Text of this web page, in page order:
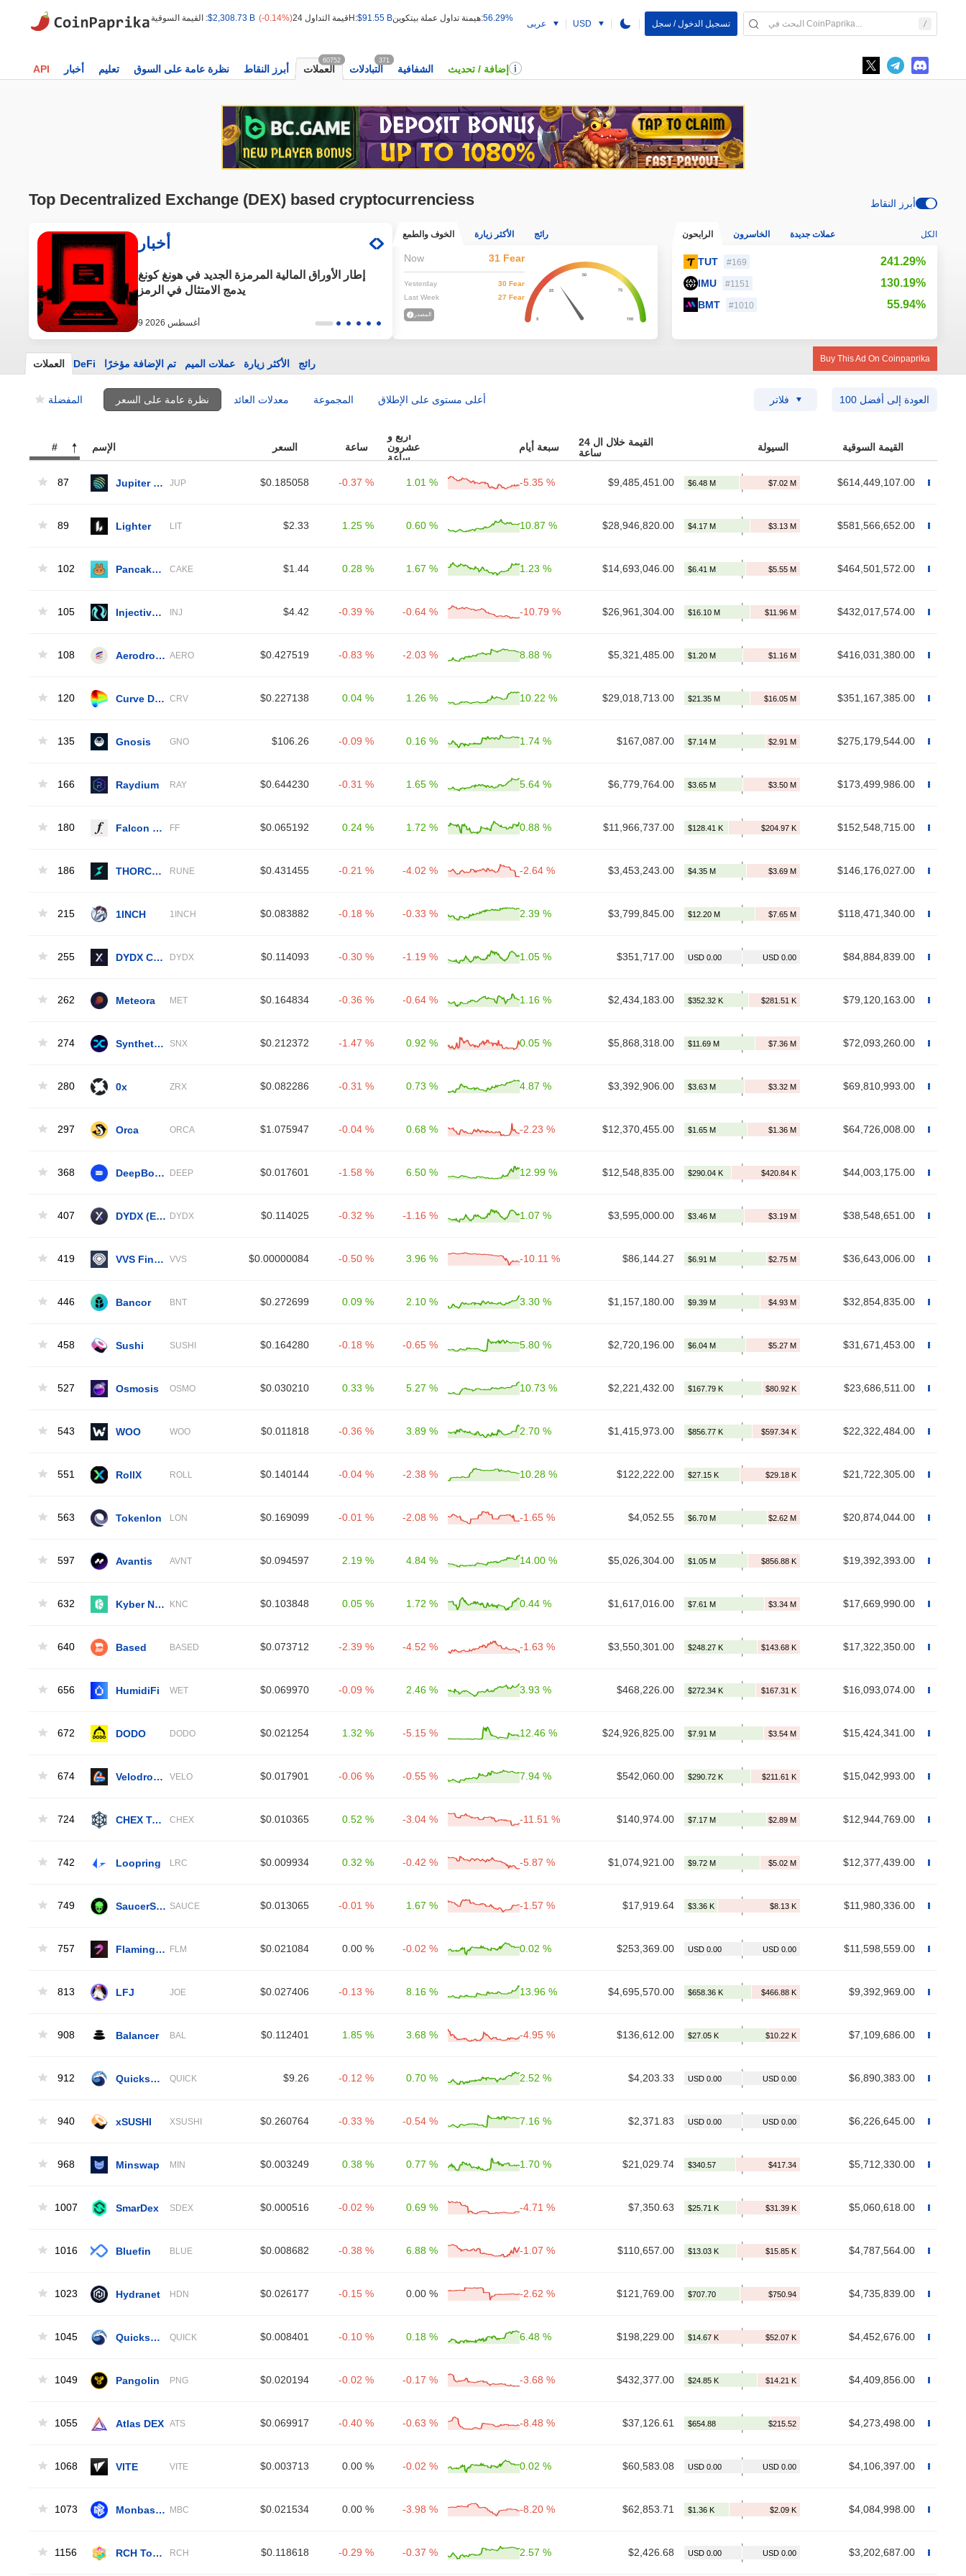
القيمة السوقية :$2,308.73 B (-0.14%) قيمة التداول 24H:$91.55 B هيمنة تداول عملة بيتكوين:56.29%
عربى USD تسجيل الدخول / سجل
API أخبار تعليم نظرة عامة على السوق أبرز النقاط العملات
60752
التبادلات
371
الشفافية إضافة / تحديث
Top Decentralized Exchange (DEX) based cryptocurrenciess أبرز النقاط
أخبار
إطار الأوراق المالية المرمزة الجديد في هونغ كونغ
يدمج الامتثال في الرمز
9 أغسطس 2026
الخوف والطمع الأكثر زيارة رائج
Now 31 Fear
Yesterday
30 Fear
Last Week
27 Fear
المصدر
الرابحون الخاسرون عملات جديدة الكل
TUT #169 241.29%
IMU #1151 130.19%
BMT #1010 55.94%
العملات DeFi تم الإضافة مؤخرًا عملات الميم الأكثر زيارة رائج Buy This Ad On Coinpaprika
المفضلة نظرة عامة على السعر معدلات العائد المجموعة أعلى مستوى على الإطلاق فلاتر العودة إلى أفضل 100
# الإسم السعر ساعة
أربع و
عشرون
ساعة
سبعة أيام
القيمة خلال ال 24
ساعة
السيولة القيمة السوقية
87 JUP $0.185058 -0.37 % 1.01 % -5.35 % $9,485,451.00 $614,449,107.00
89 Lighter LIT $2.33 1.25 % 0.60 % 10.87 % $28,946,820.00 $581,566,652.00
102 CAKE $1.44 0.28 % 1.67 % 1.23 % $14,693,046.00 $464,501,572.00
105 INJ $4.42 -0.39 % -0.64 % -10.79 % $26,961,304.00 $432,017,574.00
108 AERO $0.427519 -0.83 % -2.03 % 8.88 % $5,321,485.00 $416,031,380.00
120 CRV $0.227138 0.04 % 1.26 % 10.22 % $29,018,713.00 $351,167,385.00
135 Gnosis GNO $106.26 -0.09 % 0.16 % 1.74 % $167,087.00 $275,179,544.00
166 Raydium RAY $0.644230 -0.31 % 1.65 % 5.64 % $6,779,764.00 $173,499,986.00
180 FF $0.065192 0.24 % 1.72 % 0.88 % $11,966,737.00 $152,548,715.00
186 RUNE $0.431455 -0.21 % -4.02 % -2.64 % $3,453,243.00 $146,176,027.00
215 1INCH 1INCH $0.083882 -0.18 % -0.33 % 2.39 % $3,799,845.00 $118,471,340.00
255 DYDX $0.114093 -0.30 % -1.19 % 1.05 % $351,717.00 $84,884,839.00
262 Meteora MET $0.164834 -0.36 % -0.64 % 1.16 % $2,434,183.00 $79,120,163.00
274 SNX $0.212372 -1.47 % 0.92 % 0.05 % $5,868,318.00 $72,093,260.00
280 0x ZRX $0.082286 -0.31 % 0.73 % 4.87 % $3,392,906.00 $69,810,993.00
297 Orca ORCA $1.075947 -0.04 % 0.68 % -2.23 % $12,370,455.00 $64,726,008.00
368 DEEP $0.017601 -1.58 % 6.50 % 12.99 % $12,548,835.00 $44,003,175.00
407 DYDX $0.114025 -0.32 % -1.16 % 1.07 % $3,595,000.00 $38,548,651.00
419 VVS $0.00000084 -0.50 % 3.96 % -10.11 % $86,144.27 $36,643,006.00
446 Bancor BNT $0.272699 0.09 % 2.10 % 3.30 % $1,157,180.00 $32,854,835.00
458 Sushi SUSHI $0.164280 -0.18 % -0.65 % 5.80 % $2,720,196.00 $31,671,453.00
527 Osmosis OSMO $0.030210 0.33 % 5.27 % 10.73 % $2,221,432.00 $23,686,511.00
543 WOO WOO $0.011818 -0.36 % 3.89 % 2.70 % $1,415,973.00 $22,322,484.00
551 RollX ROLL $0.140144 -0.04 % -2.38 % 10.28 % $122,222.00 $21,722,305.00
563 Tokenlon LON $0.169099 -0.01 % -2.08 % -1.65 % $4,052.55 $20,874,044.00
597 Avantis AVNT $0.094597 2.19 % 4.84 % 14.00 % $5,026,304.00 $19,392,393.00
632 KNC $0.103848 0.05 % 1.72 % 0.44 % $1,617,016.00 $17,669,990.00
640 Based BASED $0.073712 -2.39 % -4.52 % -1.63 % $3,550,301.00 $17,322,350.00
656 HumidiFi WET $0.069970 -0.09 % 2.46 % 3.93 % $468,226.00 $16,093,074.00
672 DODO DODO $0.021254 1.32 % -5.15 % 12.46 % $24,926,825.00 $15,424,341.00
674 VELO $0.017901 -0.06 % -0.55 % 7.94 % $542,060.00 $15,042,993.00
724 CHEX Token CHEX $0.010365 0.52 % -3.04 % -11.51 % $140,974.00 $12,944,769.00
742 Loopring LRC $0.009934 0.32 % -0.42 % -5.87 % $1,074,921.00 $12,377,439.00
749 SAUCE $0.013065 -0.01 % 1.67 % -1.57 % $17,919.64 $11,980,336.00
757 FLM $0.021084 0.00 % -0.02 % 0.02 % $253,369.00 $11,598,559.00
813 LFJ JOE $0.027406 -0.13 % 8.16 % 13.96 % $4,695,570.00 $9,392,969.00
908 Balancer BAL $0.112401 1.85 % 3.68 % -4.95 % $136,612.00 $7,109,686.00
912 QUICK $9.26 -0.12 % 0.70 % 2.52 % $4,203.33 $6,890,383.00
940 xSUSHI XSUSHI $0.260764 -0.33 % -0.54 % 7.16 % $2,371.83 $6,226,645.00
968 Minswap MIN $0.003249 0.38 % 0.77 % 1.70 % $21,029.74 $5,712,330.00
1007 SmarDex SDEX $0.000516 -0.02 % 0.69 % -4.71 % $7,350.63 $5,060,618.00
1016 Bluefin BLUE $0.008682 -0.38 % 6.88 % -1.07 % $110,657.00 $4,787,564.00
1023 Hydranet HDN $0.026177 -0.15 % 0.00 % -2.62 % $121,769.00 $4,735,839.00
1045 QUICK $0.008401 -0.10 % 0.18 % 6.48 % $198,229.00 $4,452,676.00
1049 Pangolin PNG $0.020194 -0.02 % -0.17 % -3.68 % $432,377.00 $4,409,856.00
1055 Atlas DEX ATS $0.069917 -0.40 % -0.63 % -8.48 % $37,126.61 $4,273,498.00
1068 VITE VITE $0.003713 0.00 % -0.02 % 0.02 % $60,583.08 $4,106,397.00
1073 MBC $0.021534 0.00 % -3.98 % -8.20 % $62,853.71 $4,084,998.00
1156 RCH $0.118618 -0.29 % -0.37 % 2.57 % $2,426.68 $3,202,687.00